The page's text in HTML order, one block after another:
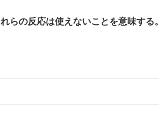
らの反応は使えないことを意味する。